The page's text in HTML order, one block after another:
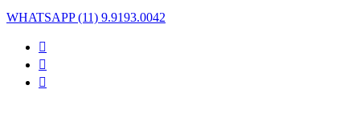
WHATSAPP (11) 9.9193.0042